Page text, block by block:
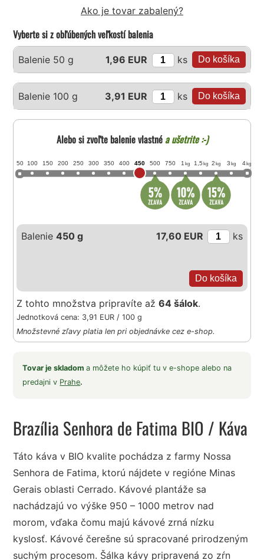
Ako je tovar zabalený?
Vyberte si z obľúbených veľkostí balenia
Balenie 50 g 1,96 EUR ks
Balenie 100 g 3,91 EUR ks
Alebo si zvoľte balenie vlastnéa ušetrite :-)
50 100 150 200 250 300 350 400 450 500 750 1 kg 1,5 kg 2 kg 3 kg 4 kg
Balenie450 g 17,60 EUR ks
Z tohto množstva pripravíte až64 šálok.
Jednotková cena: 3,91 EUR / 100 g
Množstevné zľavy platia len pri objednávke cez e-shop.
Tovar je skladoma môžete ho kúpiť tu v e-shope alebo na
predajni v Prahe.
Brazília Senhora de Fatima BIO / Káva
Táto káva v BIO kvalite pochádza z farmy Nossa
Senhora de Fatima, ktorú nájdete v regióne Minas
Gerais oblasti Cerrado. Kávové plantáže sa
nachádzajú vo výške 950 – 1000 metrov nad
morom, vďaka čomu majú kávové zrná nízku
kyslosť. Kávové čerešne sú spracované prirodzeným
suchým procesom. Šálka kávy pripravená zo zŕn